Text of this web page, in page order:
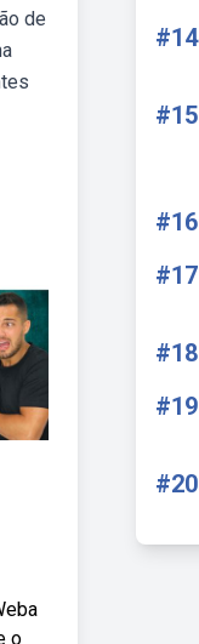
de
o
#14
#15
#16
#17
#18
#19
#20